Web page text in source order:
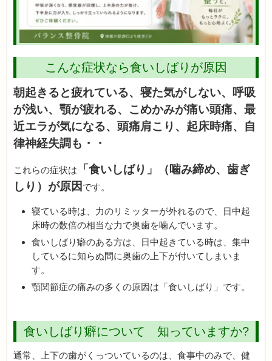
こんな症状なら食いしばりが原因
朝起きると疲れている、寝た気がしない、呼吸
が浅い、顎が疲れる、こめかみが痛い頭痛、最
近エラが気になる、頭痛肩こり、起床時痛、自
律神経失調も・・
これらの症状は
「食いしばり」（噛み締め、歯ぎ
しり）が原因 です。
寝ている時は、力のリミッターが外れるので、日中起
床時の数倍の相当な力で奥歯を噛んでいます。
食いしばり癖のある方は、日中起きている時は、集中
しているに知らぬ間に奥歯の上下が付いてしまいま
す。
顎関節症の痛みの多くの原因は「食いしばり」です。
食いしばり癖について 知っていますか?
通常、上下の歯がくっついているのは、食事中のみで、健